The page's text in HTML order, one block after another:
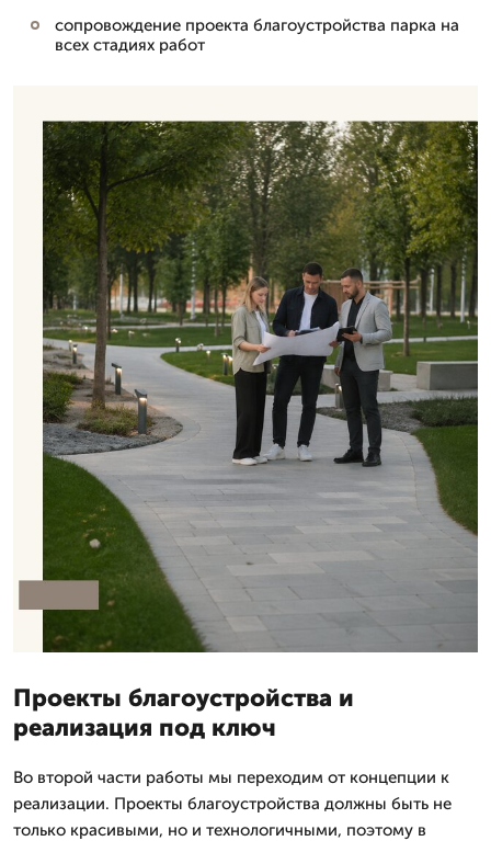
сопровождение проекта благоустройства парка на
всех стадиях работ
Проекты благоустройства и
реализация под ключ
Во второй части работы мы переходим от концепции к
реализации. Проекты благоустройства должны быть не
только красивыми, но и технологичными, поэтому в